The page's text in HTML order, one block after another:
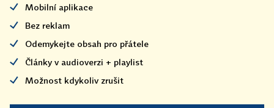
Mobilní aplikace
Bez reklam
Odemykejte obsah pro přátele
Články v audioverzi + playlist
Možnost kdykoliv zrušit